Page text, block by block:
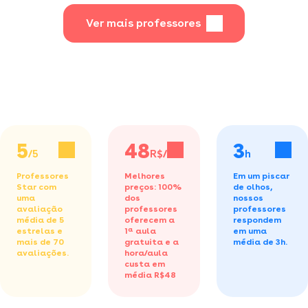
Ver mais professores
5/5
Professores
Star com
uma
avaliação
média de 5
estrelas e
mais de 70
avaliações.
48R$/h
Melhores
preços: 100%
dos
professores
oferecem a
1ª aula
gratuita e a
hora/aula
custa em
média R$48
3h
Em um piscar
de olhos,
nossos
professores
respondem
em uma
média de 3h.